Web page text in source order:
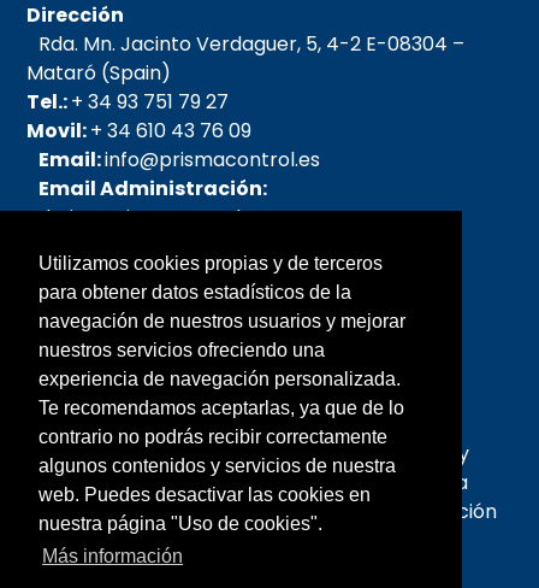
Utilizamos cookies propias y de terceros
para obtener datos estadísticos de la
navegación de nuestros usuarios y mejorar
nuestros servicios ofreciendo una
experiencia de navegación personalizada.
Te recomendamos aceptarlas, ya que de lo
contrario no podrás recibir correctamente
algunos contenidos y servicios de nuestra
web. Puedes desactivar las cookies en
nuestra página "Uso de cookies".
Más información
© 2018 · Prisma Control S.L.
Dirección
Rda. Mn. Jacinto Verdaguer, 5, 4-2 E-08304 –
Mataró (Spain)
Tel.:+ 34 93 751 79 27
Movil:+ 34 610 43 76 09
Email:info@prismacontrol.es
Email Administración:
admin@prismacontrol.es
pedidos@prismacontrol.es
Email SAT: sat@prismacontrol.es
Sobre nosotros
Prisma fue creada en el año 2005, la forman
personas con mas de 25 años de experiencia y
profesionalidad en el campo de la Microscopia
Óptica y Quirúrgica, así como en Instrumentación
Analítica y de laboratorio.